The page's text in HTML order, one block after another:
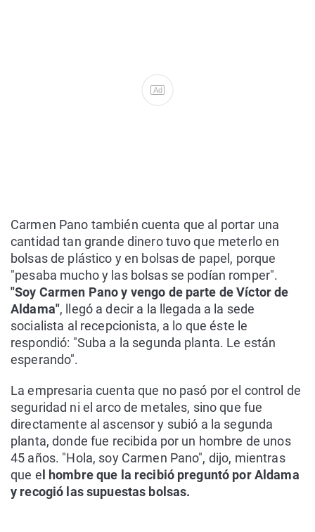
Ad
Carmen Pano también cuenta que al portar una
cantidad tan grande dinero tuvo que meterlo en
bolsas de plástico y en bolsas de papel, porque
"pesaba mucho y las bolsas se podían romper".
"Soy Carmen Pano y vengo de parte de Víctor de
Aldama", llegó a decir a la llegada a la sede
socialista al recepcionista, a lo que éste le
respondió: "Suba a la segunda planta. Le están
esperando".
La empresaria cuenta que no pasó por el control de
seguridad ni el arco de metales, sino que fue
directamente al ascensor y subió a la segunda
planta, donde fue recibida por un hombre de unos
45 años. "Hola, soy Carmen Pano", dijo, mientras
que e l hombre que la recibió preguntó por Aldama
y recogió las supuestas bolsas.